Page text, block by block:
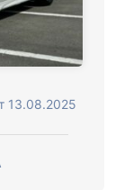
13.08.2025